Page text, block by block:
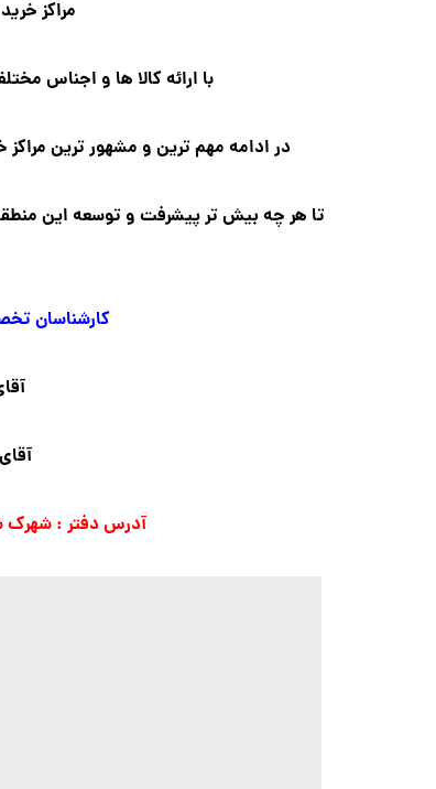
مراکز
با ارائه کالا ها و اجناس
در ادامه مهم ترین و مشهور ترین مراکز
تا هر چه بیش تر پیشرفت و توسعه این
کارشناسان
آدرس دفتر : شهرک شهید